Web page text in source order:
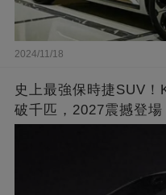
2024/11/18
史上最強保時捷SUV
破千匹，2027震撼登場